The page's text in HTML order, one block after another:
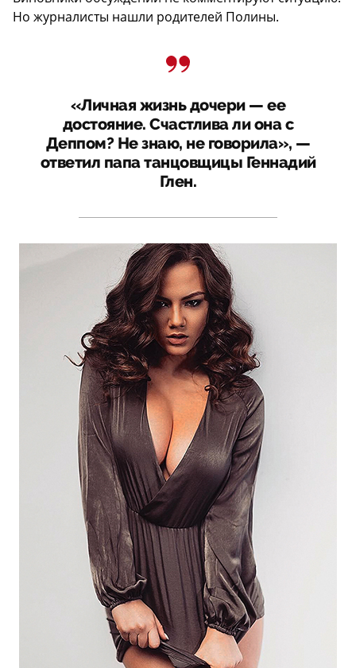
Но журналисты нашли родителей Полины.
«Личная жизнь дочери — ее
достояние. Счастлива ли она с
Деппом? Не знаю, не говорила», —
ответил папа танцовщицы Геннадий
Глен.